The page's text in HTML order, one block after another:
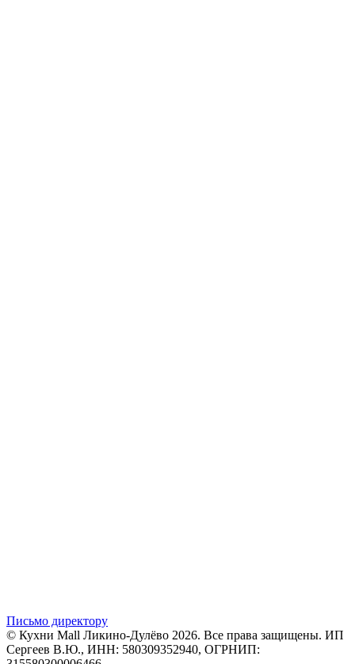
Письмо директору
© Кухни Mall Ликино-Дулёво 2026. Все права защищены. ИП
Сергеев В.Ю., ИНН: 580309352940, ОГРНИП: